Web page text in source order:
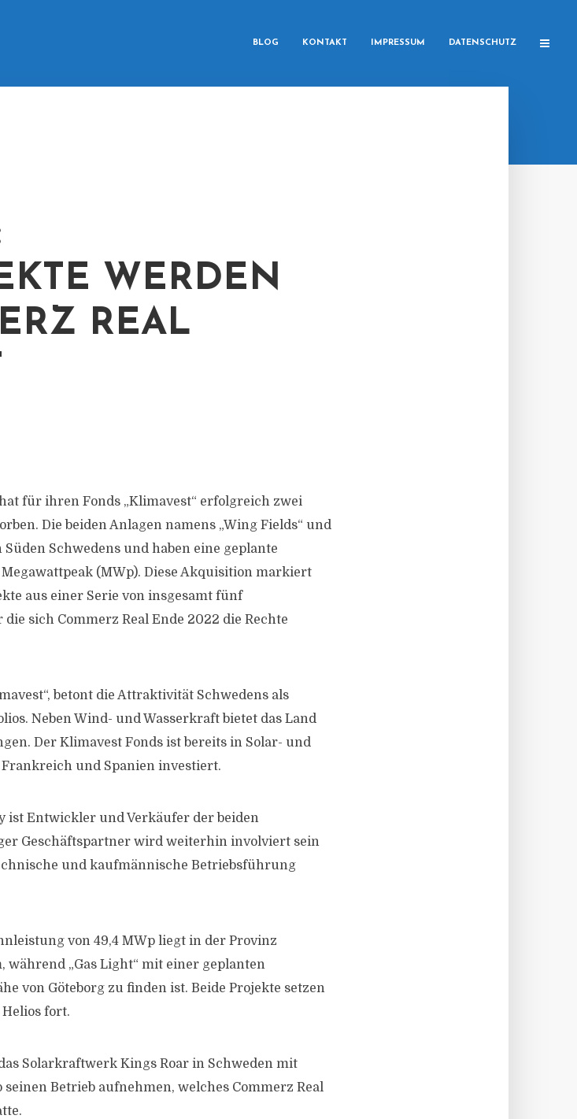
BLOG KONTAKT IMPRESSUM DATENSCHUTZ
WERDEN
REAL
für ihren Fonds „Klimavest“ erfolgreich zwei
Die beiden Anlagen namens „Wing Fields“ und
Schwedens und haben eine geplante
(MWp). Diese Akquisition markiert
aus einer Serie von insgesamt fünf
sich Commerz Real Ende 2022 die Rechte
betont die Attraktivität Schwedens als
Neben Wind- und Wasserkraft bietet das Land
Der Klimavest Fonds ist bereits in Solar- und
und Spanien investiert.
ist Entwickler und Verkäufer der beiden
Geschäftspartner wird weiterhin involviert sein
und kaufmännische Betriebsführung
von 49,4 MWp liegt in der Provinz
während „Gas Light“ mit einer geplanten
von Göteborg zu finden ist. Beide Projekte setzen
fort.
Solarkraftwerk Kings Roar in Schweden mit
Betrieb aufnehmen, welches Commerz Real